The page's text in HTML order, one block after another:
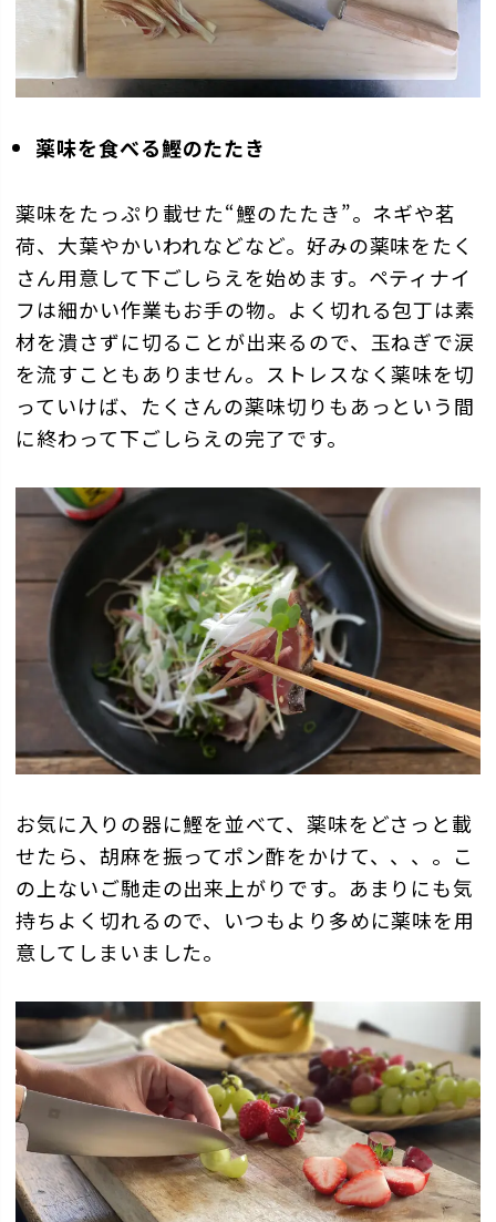
薬味を食べる鰹のたたき
薬味をたっぷり載せた“鰹のたたき”。ネギや茗
荷、大葉やかいわれなどなど。好みの薬味をたく
さん用意して下ごしらえを始めます。ペティナイ
フは細かい作業もお手の物。よく切れる包丁は素
材を潰さずに切ることが出来るので、玉ねぎで涙
を流すこともありません。ストレスなく薬味を切
っていけば、たくさんの薬味切りもあっという間
に終わって下ごしらえの完了です。
お気に入りの器に鰹を並べて、薬味をどさっと載
せたら、胡麻を振ってポン酢をかけて、、、。こ
の上ないご馳走の出来上がりです。あまりにも気
持ちよく切れるので、いつもより多めに薬味を用
意してしまいました。